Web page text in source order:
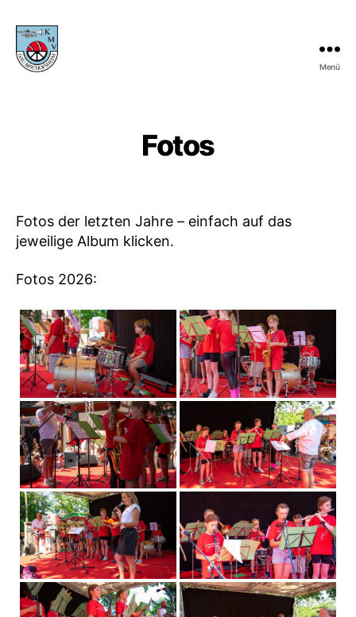
Menü
Fotos
Fotos der letzten Jahre – einfach auf das
jeweilige Album klicken.
Fotos 2026: